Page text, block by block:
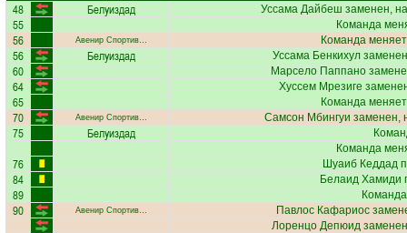
48 Белуиздад Уссама Дайбеш заменен,
55 Команда
56 Авенир Спортив… Команда
56 Белуиздад Уссама Бенкихул
60 Марсело Паппано
64 Хуссем Мрезиге
65 Команда
70 Авенир Спортив… Самсон Мбингуи заменен,
75 Белуиздад
Команда
76 Шуаиб Кеддад
84 Белаид Хамиди
89
90 Авенир Спортив… Павлос Кафариос
Лоренцо Депюид